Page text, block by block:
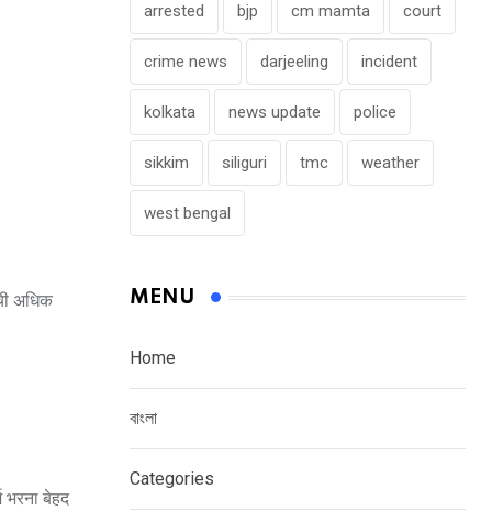
अधिक
भरना बेहद
arrested bjp cm mamta court
crime news darjeeling incident
kolkata news update police
sikkim siliguri tmc weather
west bengal
MENU
Home
বাংলা
Categories